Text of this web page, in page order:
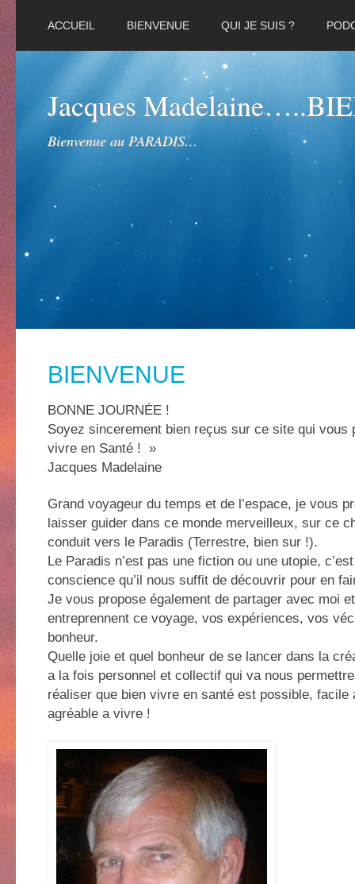
ACCUEIL BIENVENUE QUI JE SUIS ?
Jacques
Bienvenue au PARADIS…
BIENVENUE
BONNE JOURNÉE !
Soyez sincerement bien reçus sur ce site qui vous
vivre en Santé ! »
Jacques Madelaine
Grand voyageur du temps et de l’espace, je vous
laisser guider dans ce monde merveilleux, sur ce
conduit vers le Paradis (Terrestre, bien sur !).
Le Paradis n’est pas une fiction ou une utopie,
conscience qu’il nous suffit de découvrir pour en
Je vous propose également de partager avec moi
entreprennent ce voyage, vos expériences, vos
bonheur.
Quelle joie et quel bonheur de se lancer dans la
a la fois personnel et collectif qui va nous
réaliser que bien vivre en santé est possible, facile
agréable a vivre !